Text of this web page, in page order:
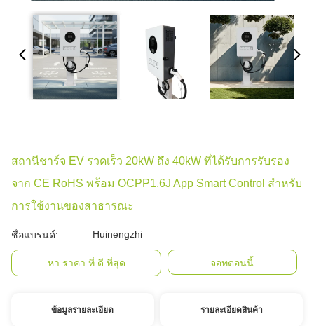
สถานีชาร์จ EV รวดเร็ว 20kW ถึง 40kW ที่ได้รับการรับรอง
จาก CE RoHS พร้อม OCPP1.6J App Smart Control สําหรับ
การใช้งานของสาธารณะ
ชื่อแบรนด์: Huinengzhi
หา ราคา ที่ ดี ที่สุด จอทตอนนี้
ข้อมูลรายละเอียด รายละเอียดสินค้า